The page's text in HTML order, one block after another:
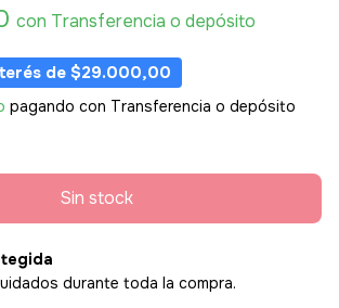
con Transferencia o depósito
de $29.000,00
pagando con Transferencia o depósito
durante toda la compra.